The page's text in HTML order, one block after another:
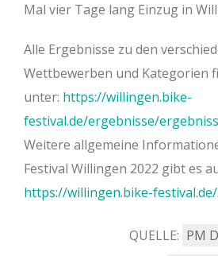
Mal vier Tage lang Einzug in
Alle Ergebnisse zu den
Wettbewerben und Kategorien
unter: https://willingen.bike-
festival.de/ergebnisse/
Weitere allgemeine
Festival Willingen 2022 gibt es
https://willingen.bike-festival.de/.
QUELLE: PM